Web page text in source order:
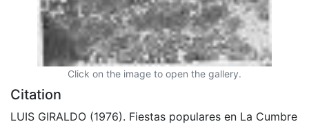
Click on the image to open the gallery.
Citation
LUIS GIRALDO (1976). Fiestas populares en La Cumbre